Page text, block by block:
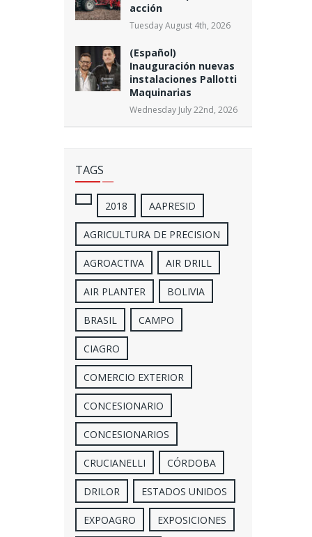
acción
Tuesday August 4th, 2026
(Español)
Inauguración nuevas
instalaciones Pallotti
Maquinarias
Wednesday July 22nd, 2026
TAGS
2018 AAPRESID
AGRICULTURA DE PRECISION
AGROACTIVA AIR DRILL
AIR PLANTER BOLIVIA
BRASIL CAMPO
CIAGRO
COMERCIO EXTERIOR
CONCESIONARIO
CONCESIONARIOS
CRUCIANELLI CÓRDOBA
DRILOR ESTADOS UNIDOS
EXPOAGRO EXPOSICIONES